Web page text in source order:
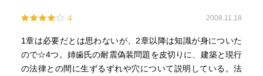
4 2008.11.18
1章は必要だとは思わないが、2章以降は知識が身についた
ので☆4つ。姉歯氏の耐震偽装問題を皮切りに、建築と現行
の法律との間に生ずるずれや穴について説明している。法